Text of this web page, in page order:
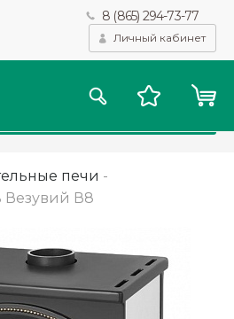
8 (865) 294-73-77
Личный кабинет
печи -
Везувий В8
и другие подобные технологии
сбора статистики, повышения
предоставления вам возможности
Подробнее